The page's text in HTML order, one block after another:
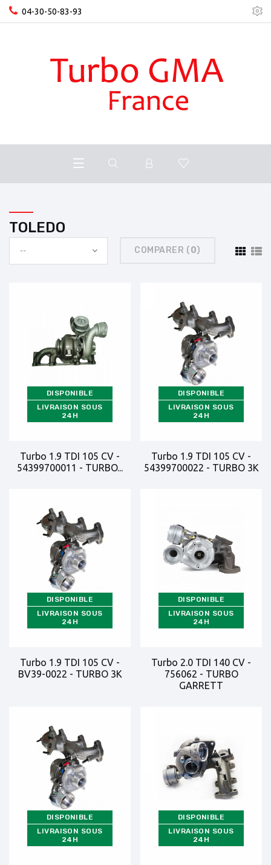
04-30-50-83-93
TOLEDO
-- COMPARER (0)
DISPONIBLE
LIVRAISON SOUS
24H
Turbo 1.9 TDI 105 CV -
54399700011 - TURBO...
DISPONIBLE
LIVRAISON SOUS
24H
Turbo 1.9 TDI 105 CV -
54399700022 - TURBO 3K
DISPONIBLE
LIVRAISON SOUS
24H
Turbo 1.9 TDI 105 CV -
BV39-0022 - TURBO 3K
DISPONIBLE
LIVRAISON SOUS
24H
Turbo 2.0 TDI 140 CV -
756062 - TURBO
GARRETT
DISPONIBLE
LIVRAISON SOUS
24H
DISPONIBLE
LIVRAISON SOUS
24H